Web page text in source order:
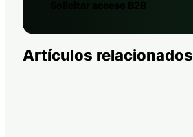
Artículos relacionados